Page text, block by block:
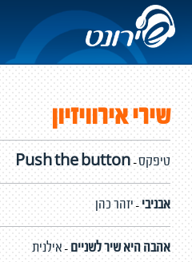
שירי אירוויזיון
Push the button-טיפקס
אבניבי -יזהר כהן
אהבה היא שיר לשניים -אילנית